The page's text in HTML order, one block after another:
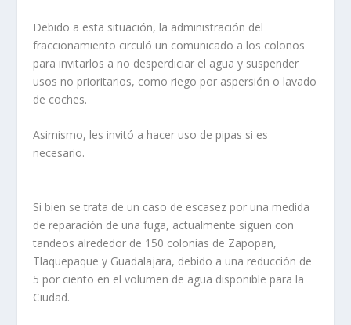
Debido a esta situación, la administración del
fraccionamiento circuló un comunicado a los colonos
para invitarlos a no desperdiciar el agua y suspender
usos no prioritarios, como riego por aspersión o lavado
de coches.
Asimismo, les invitó a hacer uso de pipas si es
necesario.
Si bien se trata de un caso de escasez por una medida
de reparación de una fuga, actualmente siguen con
tandeos alrededor de 150 colonias de Zapopan,
Tlaquepaque y Guadalajara, debido a una reducción de
5 por ciento en el volumen de agua disponible para la
Ciudad.